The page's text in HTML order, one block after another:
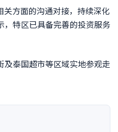
方面的沟通对接，持续深化
，特区已具备完善的投资服务
泰国超市等区域实地参观走